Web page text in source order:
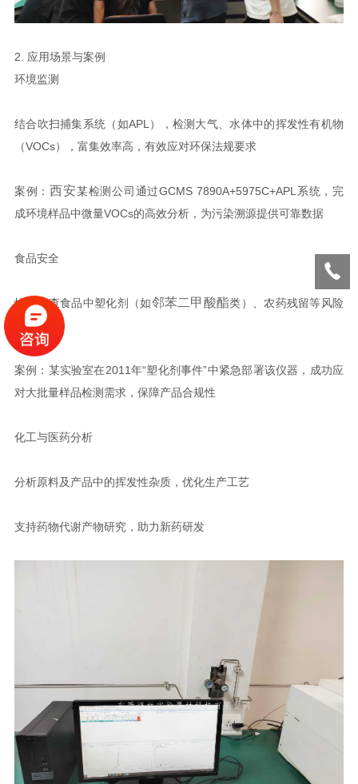
2. 应用场景与案例
环境监测
结合吹扫捕集系统（如APL），检测大气、水体中的挥发性有机物
（VOCs），富集效率高，有效应对环保法规要求
案例： 西安某检测公司通过GCMS 7890A+5975C+APL系统，完
成环境样品中微量VOCs的高效分析，为污染溯源提供可靠数据
食品安全
快速筛查食品中塑化剂（如邻苯二甲酸酯类）、农药残留等风险
物质
案例：某实验室在2011年“塑化剂事件”中紧急部署该仪器，成功应
对大批量样品检测需求，保障产品合规性
化工与医药分析
分析原料及产品中的挥发性杂质，优化生产工艺
支持药物代谢产物研究，助力新药研发